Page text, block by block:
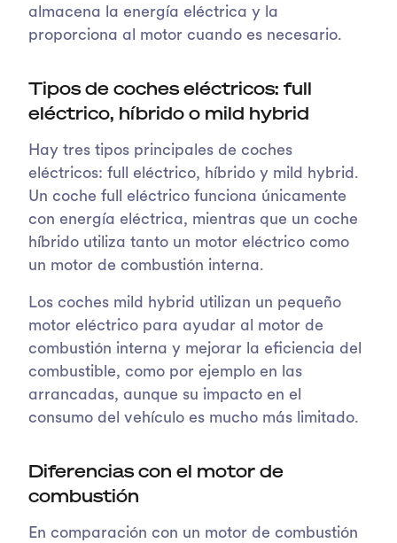
almacena la energía eléctrica y la
proporciona al motor cuando es necesario.
Tipos de coches eléctricos: full
eléctrico, híbrido o mild hybrid
Hay tres tipos principales de coches
eléctricos: full eléctrico, híbrido y mild hybrid.
Un coche full eléctrico funciona únicamente
con energía eléctrica, mientras que un coche
híbrido utiliza tanto un motor eléctrico como
un motor de combustión interna.
Los coches mild hybrid utilizan un pequeño
motor eléctrico para ayudar al motor de
combustión interna y mejorar la eficiencia del
combustible, como por ejemplo en las
arrancadas, aunque su impacto en el
consumo del vehículo es mucho más limitado.
Diferencias con el motor de
combustión
En comparación con un motor de combustión